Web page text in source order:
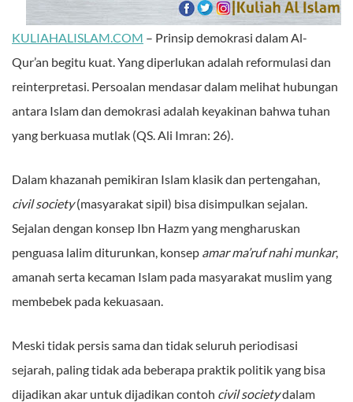
KULIAHALISLAM.COM – Prinsip demokrasi dalam Al-
Qur’an begitu kuat. Yang diperlukan adalah reformulasi dan
reinterpretasi. Persoalan mendasar dalam melihat hubungan
antara Islam dan demokrasi adalah keyakinan bahwa tuhan
yang berkuasa mutlak (QS. Ali Imran: 26).
Dalam khazanah pemikiran Islam klasik dan pertengahan,
civil society(masyarakat sipil) bisa disimpulkan sejalan.
Sejalan dengan konsep Ibn Hazm yang mengharuskan
penguasa lalim diturunkan, konsep amar ma’ruf nahi munkar,
amanah serta kecaman Islam pada masyarakat muslim yang
membebek pada kekuasaan.
Meski tidak persis sama dan tidak seluruh periodisasi
sejarah, paling tidak ada beberapa praktik politik yang bisa
dijadikan akar untuk dijadikan contoh civil societydalam